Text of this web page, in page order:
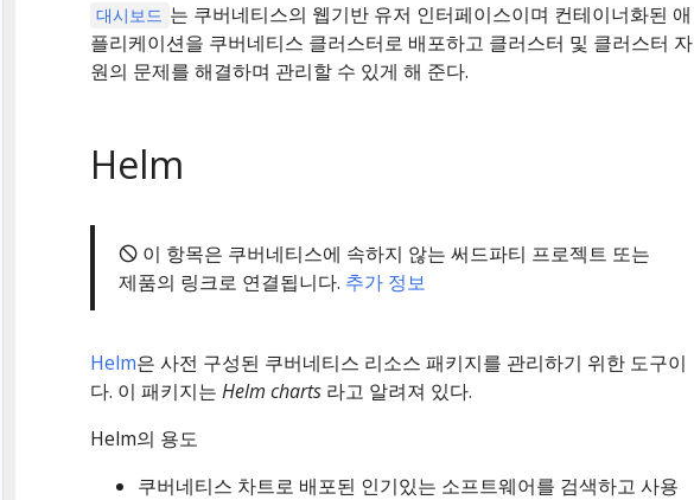
대시보드 는 쿠버네티스의 웹기반 유저 인터페이스이며 컨테이너화된 애
플리케이션을 쿠버네티스 클러스터로 배포하고 클러스터 및 클러스터 자
원의 문제를 해결하며 관리할 수 있게 해 준다.
Helm
🛇 이 항목은 쿠버네티스에 속하지 않는 써드파티 프로젝트 또는
제품의 링크로 연결됩니다. 추가 정보
Helm은 사전 구성된 쿠버네티스 리소스 패키지를 관리하기 위한 도구이
다. 이 패키지는 Helm charts라고 알려져 있다.
Helm의 용도
쿠버네티스 차트로 배포된 인기있는 소프트웨어를 검색하고 사용